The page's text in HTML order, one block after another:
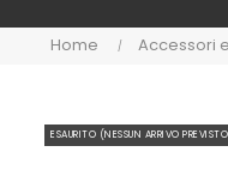
Home Accessori
ESAURITO (NESSUN ARRIVO